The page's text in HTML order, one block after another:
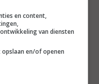
en content,
van diensten
en/of openen